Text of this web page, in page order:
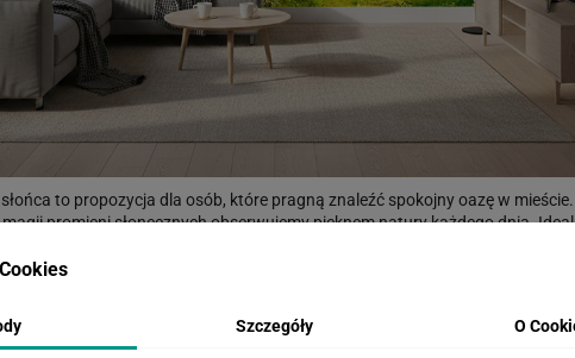
to propozycja dla osób, które pragną znaleźć spokojny oazę w
promieni słonecznych obserwujemy pięknem natury każdego dnia.
promieniach słońca, z miękkim mchem i paprociami u stóp
perspektywa pni optycznie powiększa przestrzeń, nadając jej
Cookies
Szczegóły O